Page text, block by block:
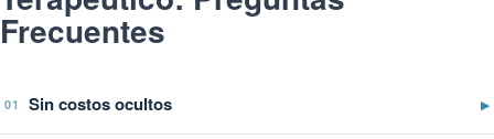
Frecuentes
01 Sin costos ocultos ▶